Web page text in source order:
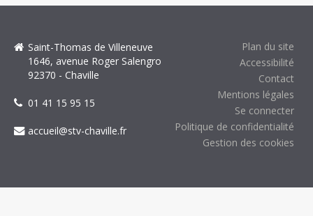
Plan du site
Accessibilité
Contact
Mentions légales
Se connecter
Politique de confidentialité
Gestion des cookies
Saint-Thomas de Villeneuve
1646, avenue Roger Salengro
92370 - Chaville
01 41 15 95 15
accueil@stv-chaville.fr